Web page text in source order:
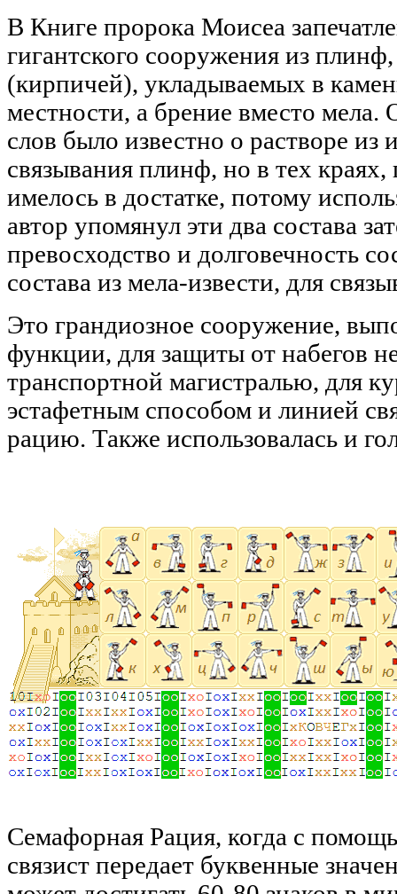
В Книге пророка Моисеа
гигантского сооружения из
(кирпичей), укладываемых в
местности, а брение вместо мела.
слов было известно о растворе из
связывания плинф, но в тех
имелось в достатке, потому
автор упомянул эти два состава
превосходство и долговечность
состава из мела-извести, для
Это грандиозное сооружение,
функции, для защиты от набегов
транспортной магистралью, для
эстафетным способом и линией
рацию. Также использовалась и
Семафорная Рация, когда с
связист передает буквенные